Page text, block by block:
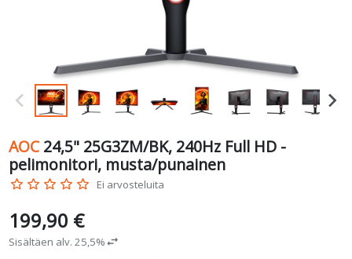
AOC 24,5" 25G3ZM/BK, 240Hz Full HD -
pelimonitori, musta/punainen
star_border star_border star_border star_border star_border Ei arvosteluita
199,90 €
Sisältäen alv. 25,5%swap_horiz